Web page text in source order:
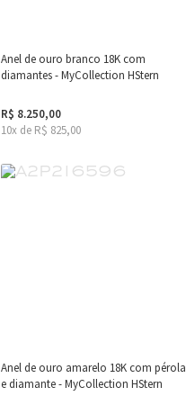
Anel de ouro branco 18K com
diamantes - MyCollection HStern
R$ 8.250,00
10x de R$ 825,00
Anel de ouro amarelo 18K com pérola
e diamante - MyCollection HStern